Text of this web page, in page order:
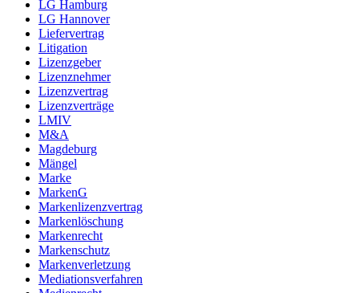
LG Hamburg
LG Hannover
Liefervertrag
Litigation
Lizenzgeber
Lizenznehmer
Lizenzvertrag
Lizenzverträge
LMIV
M&A
Magdeburg
Mängel
Marke
MarkenG
Markenlizenzvertrag
Markenlöschung
Markenrecht
Markenschutz
Markenverletzung
Mediationsverfahren